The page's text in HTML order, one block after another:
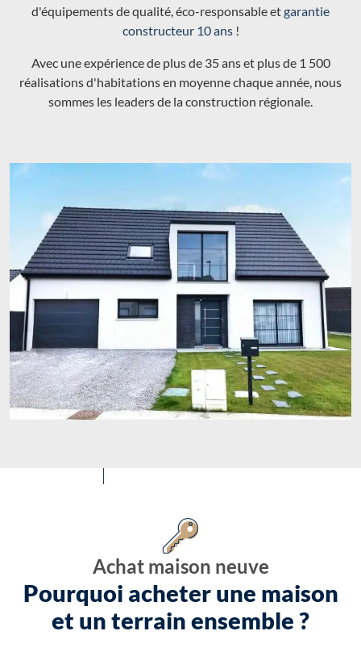
d'équipements de qualité, éco-responsable etgarantie
constructeur 10 ans!
Avec une expérience de plus de 35 ans et plus de 1 500
réalisations d'habitations en moyenne chaque année, nous
sommes les leaders de la construction régionale.
Achat maison neuve
Pourquoi acheter une maison
et un terrain ensemble ?